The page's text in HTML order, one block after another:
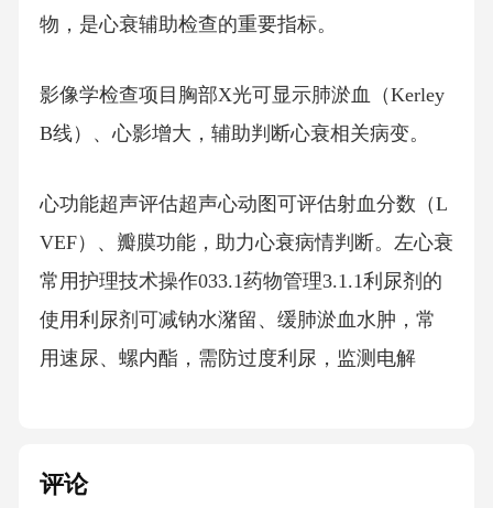
物，是心衰辅助检查的重要指标。
影像学检查项目胸部X光可显示肺淤血（Kerley
B线）、心影增大，辅助判断心衰相关病变。
心功能超声评估超声心动图可评估射血分数（L
VEF）、瓣膜功能，助力心衰病情判断。左心衰
常用护理技术操作033.1药物管理3.1.1利尿剂的
使用利尿剂可减钠水潴留、缓肺淤血水肿，常
用速尿、螺内酯，需防过度利尿，监测电解
致干咳、低血压，肾功不全者慎用。β受体阻滞
评论